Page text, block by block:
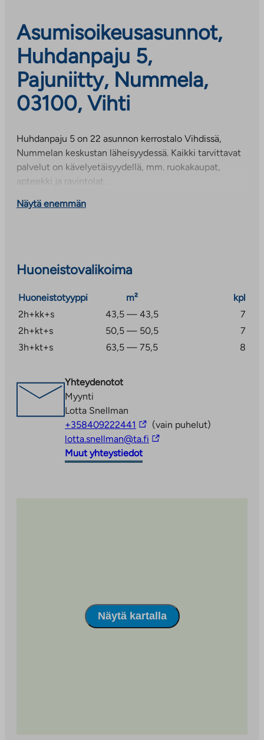
Asumisoikeusasunnot,
Huhdanpaju 5,
Pajuniitty, Nummela,
03100, Vihti
Huhdanpaju 5 on 22 asunnon kerrostalo Vihdissä,
Nummelan keskustan läheisyydessä. Kaikki tarvittavat
palvelut on kävelyetäisyydellä, mm. ruokakaupat,
apteekki ja ravintolat.
Näytä enemmän
Huoneistovalikoima
Huoneistotyyppi m²
kpl
2h+kk+s
43,5 — 43,5
7
2h+kt+s
50,5 — 50,5
7
3h+kt+s
63,5 — 75,5 8
Yhteydenotot
Myynti
Lotta Snellman
+358409222441 Linkki
vie
ulkopuoliseen
palveluun
(vain puhelut)
lotta.snellman@ta.fi Linkki
Muut yhteystiedot
Näytä kartalla